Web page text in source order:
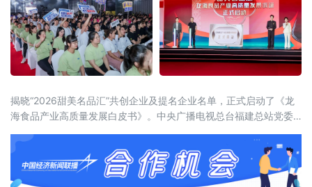
揭晓“2026甜美名品汇”共创企业及提名企业名单，正式启动了《龙
海食品产业高质量发展白皮书》。中央广播电视总台福建总站党委
科学家应铁进，福建省食品工业协会会长刘宜锋，中央电视台财经
评论员刘戈，漳州市龙海区